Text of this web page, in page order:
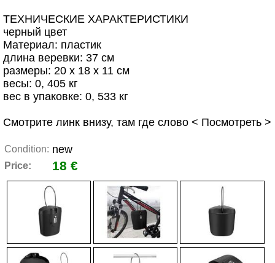
ТЕХНИЧЕСКИЕ ХАРАКТЕРИСТИКИ
черный цвет
Материал: пластик
длина веревки: 37 см
размеры: 20 х 18 х 11 см
весы: 0, 405 кг
вес в упаковке: 0, 533 кг
Смотрите линк внизу, там где слово < Посмотреть >
Condition: new
Price: 18 €